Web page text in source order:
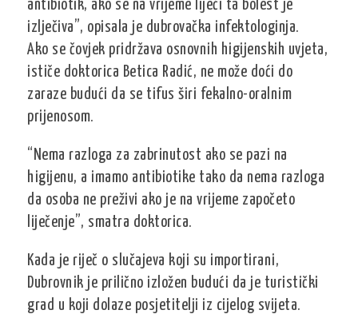
antibiotik, ako se na vrijeme liječi ta bolest je
izlječiva”, opisala je dubrovačka infektologinja.
Ako se čovjek pridržava osnovnih higijenskih uvjeta,
ističe doktorica Betica Radić, ne može doći do
zaraze budući da se tifus širi fekalno-oralnim
prijenosom.
“Nema razloga za zabrinutost ako se pazi na
higijenu, a imamo antibiotike tako da nema razloga
da osoba ne preživi ako je na vrijeme započeto
liječenje”, smatra doktorica.
Kada je riječ o slučajeva koji su importirani,
Dubrovnik je prilično izložen budući da je turistički
grad u koji dolaze posjetitelji iz cijelog svijeta.